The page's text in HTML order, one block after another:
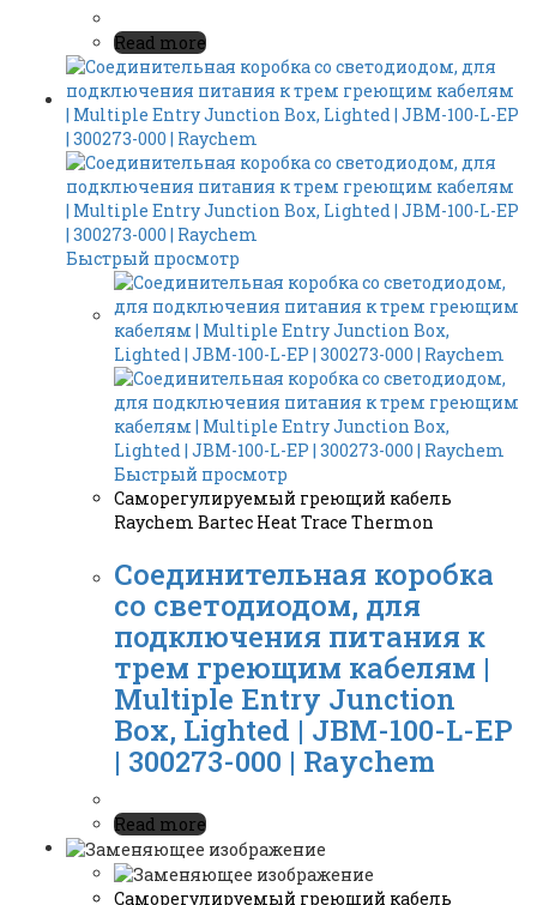
Read more
Быстрый просмотр
Быстрый просмотр
Саморегулируемый греющий кабель
Raychem Bartec Heat Trace Thermon
Соединительная коробка
со светодиодом, для
подключения питания к
трем греющим кабелям |
Multiple Entry Junction
Box, Lighted | JBM-100-L-EP
| 300273-000 | Raychem
Read more
Саморегулируемый греющий кабель